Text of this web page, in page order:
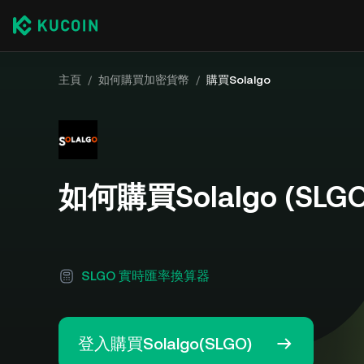
主頁 / 如何購買加密貨幣 / 購買Solalgo
如何購買Solalgo
SLGO 實時匯率換算器
登入購買Solalgo(SLGO)